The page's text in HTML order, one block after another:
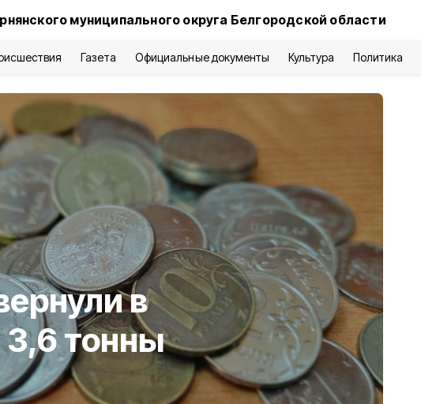
муниципального округа Белгородской области
Газета Официальные документы Культура Политика
в
3,6 тонны